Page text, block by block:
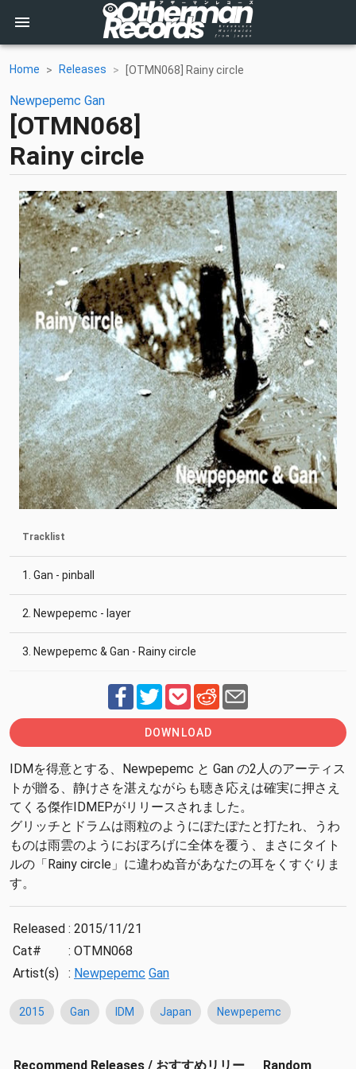
Home Releases [OTMN068] Rainy circle
Newpepemc Gan
[OTMN068]
Rainy circle
Tracklist
1. Gan - pinball
2. Newpepemc - layer
3. Newpepemc & Gan - Rainy circle
DOWNLOAD
IDMを得意とする、Newpepemc と Gan の2人のアーティス
トが贈る、静けさを湛えながらも聴き応えは確実に押さえ
てくる傑作IDMEPがリリースされました。
グリッチとドラムは雨粒のようにぽたぽたと打たれ、うわ
ものは雨雲のようにおぼろげに全体を覆う、まさにタイト
ルの「Rainy circle」に違わぬ音があなたの耳をくすぐりま
す。
Released : 2015/11/21
Cat#
: OTMN068
Artist(s)
: Newpepemc Gan
2015 Gan IDM Japan Newpepemc
Recommend Releases / おすすめリリー Random